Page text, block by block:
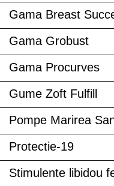
Gama Breast
Gama Grobust
Gama Procurves
Gume Zoft Fulfill
Pompe Marirea
Protectie-19
Stimulente libidou